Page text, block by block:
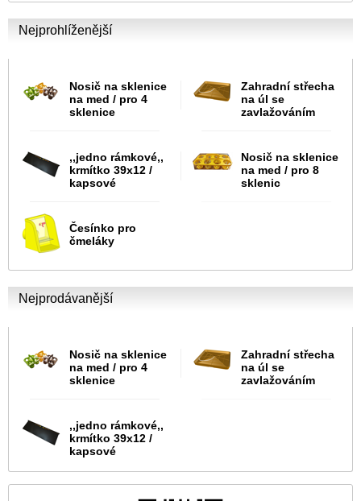
Nejprohlíženější
Nosič na sklenice
na med / pro 4
sklenice
Zahradní střecha
na úl se
zavlažováním
,,jedno rámkové,,
krmítko 39x12 /
kapsové
Nosič na sklenice
na med / pro 8
sklenic
Česínko pro
čmeláky
Nejprodávanější
Nosič na sklenice
na med / pro 4
sklenice
Zahradní střecha
na úl se
zavlažováním
,,jedno rámkové,,
krmítko 39x12 /
kapsové